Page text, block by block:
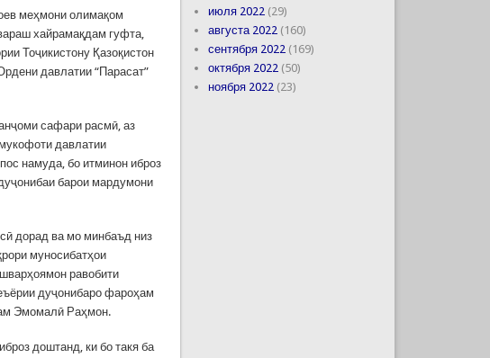
меҳмони олимақом
хайрамақдам гуфта,
Тоҷикистону Қазоқистон
давлатии “Парасат”
сафари расмӣ, аз
давлатии
намуда, бо итминон иброз
барои мардумони
дорад ва мо минбаъд низ
муносибатҳои
равобити
дуҷонибаро фароҳам
Эмомалӣ Раҳмон.
доштанд, ки бо такя ба
июля 2022 (29)
августа 2022 (160)
сентября 2022 (169)
октября 2022 (50)
ноября 2022 (23)